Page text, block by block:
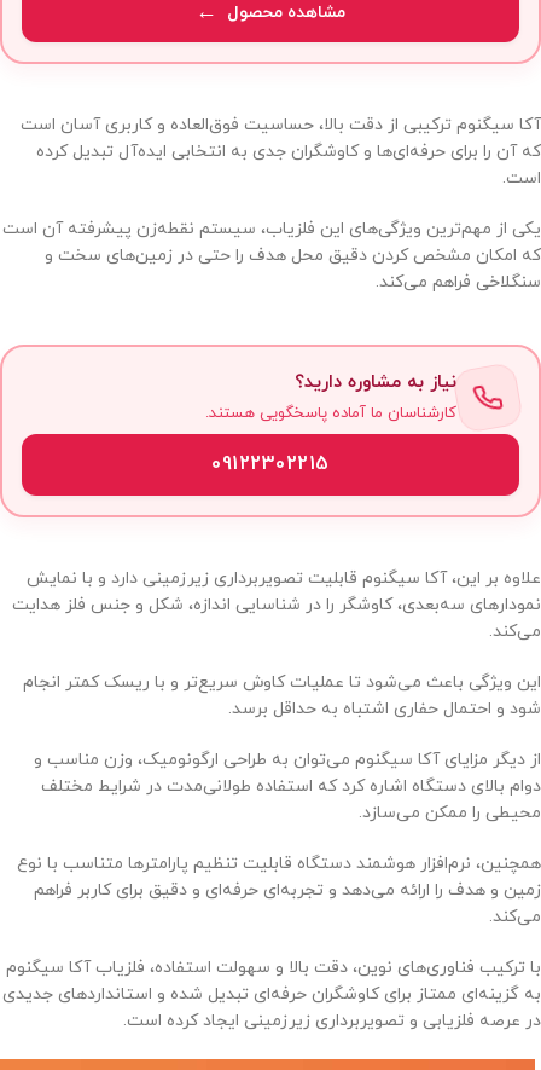
مشاهده محصول
آکا سیگنوم ترکیبی از دقت بالا، حساسیت فوق‌العاده و کاربری آسان است
که آن را برای حرفه‌ای‌ها و کاوشگران جدی به انتخابی ایده‌آل تبدیل کرده
است.
یکی از مهم‌ترین ویژگی‌های این فلزیاب، سیستم نقطه‌زن پیشرفته آن است
که امکان مشخص کردن دقیق محل هدف را حتی در زمین‌های سخت و
سنگلاخی فراهم می‌کند.
نیاز به مشاوره دارید؟
کارشناسان ما آماده پاسخگویی هستند.
09122302215
علاوه بر این، آکا سیگنوم قابلیت تصویربرداری زیرزمینی دارد و با نمایش
نمودارهای سه‌بعدی، کاوشگر را در شناسایی اندازه، شکل و جنس فلز هدایت
می‌کند.
این ویژگی باعث می‌شود تا عملیات کاوش سریع‌تر و با ریسک کمتر انجام
شود و احتمال حفاری اشتباه به حداقل برسد.
از دیگر مزایای آکا سیگنوم می‌توان به طراحی ارگونومیک، وزن مناسب و
دوام بالای دستگاه اشاره کرد که استفاده طولانی‌مدت در شرایط مختلف
محیطی را ممکن می‌سازد.
همچنین، نرم‌افزار هوشمند دستگاه قابلیت تنظیم پارامترها متناسب با نوع
زمین و هدف را ارائه می‌دهد و تجربه‌ای حرفه‌ای و دقیق برای کاربر فراهم
می‌کند.
با ترکیب فناوری‌های نوین، دقت بالا و سهولت استفاده، فلزیاب آکا سیگنوم
به گزینه‌ای ممتاز برای کاوشگران حرفه‌ای تبدیل شده و استانداردهای جدیدی
در عرصه فلزیابی و تصویربرداری زیرزمینی ایجاد کرده است.